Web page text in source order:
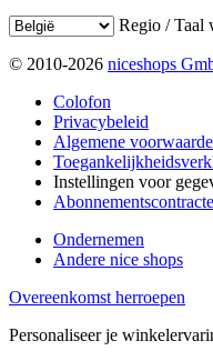
Regio / Taal
© 2010-2026 niceshops
Colofon
Privacybeleid
Algemene
Instellingen voor
Ondernemen
Andere nice shops
Overeenkomst herroepen
Personaliseer je